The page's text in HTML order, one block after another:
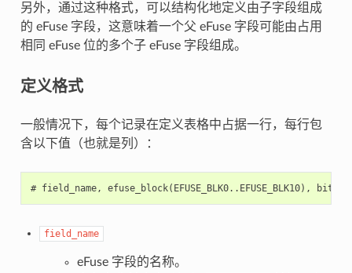
另外，通过这种格式，可以结构化地定义由子字段组成
的 eFuse 字段，这意味着一个父 eFuse 字段可能由占用
相同 eFuse 位的多个子 eFuse 字段组成。
定义格式
一般情况下，每个记录在定义表格中占据一行，每行包
含以下值（也就是列）：
field_name
eFuse 字段的名称。